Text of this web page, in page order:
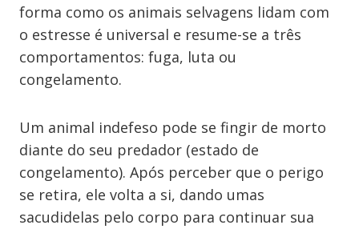
forma como os animais selvagens lidam com
o estresse é universal e resume-se a três
comportamentos: fuga, luta ou
congelamento.
Um animal indefeso pode se fingir de morto
diante do seu predador (estado de
congelamento). Após perceber que o perigo
se retira, ele volta a si, dando umas
sacudidelas pelo corpo para continuar sua